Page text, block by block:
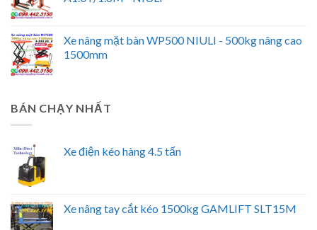
Xe nâng mặt bàn WP500 NIULI - 500kg nâng cao
1500mm
BÁN CHẠY NHẤT
Xe điện kéo hàng 4.5 tấn
Xe nâng tay cắt kéo 1500kg GAMLIFT SLT15M